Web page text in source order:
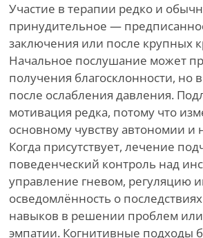
Участие в терапии редко и
принудительное —
заключения или после крупных
Начальное послушание может
получения благосклонности,
после ослабления давления.
мотивация редка, потому что
основному чувству автономии и
Когда присутствует, лечение
поведенческий контроль над
управление гневом, регуляцию
осведомлённость о
навыков в решении проблем
эмпатии. Когнитивные подходы